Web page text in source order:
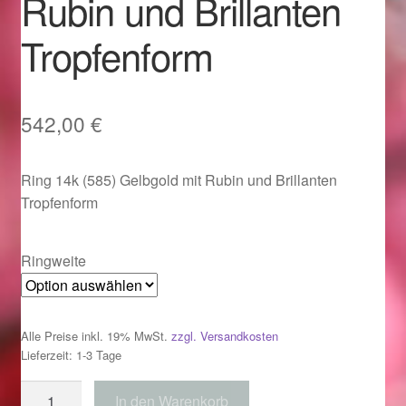
Im Gedenken an
Impressum
Karneval 2015 – Schmuck zu Fasching & Co.
Karneval 2020 – Schmuck zu Fasching & Co.
Kasse
Liefer- und Versandkosten
Magisches und Festliches zu Halloween
Tropfenform
542,00 €
Ring 14k (585) Gelbgold mit Rubin und Brillanten
Tropfenform
Ringweite
Alle Preise inkl. 19% MwSt. zzgl. Versandkosten
Lieferzeit: 1-3 Tage
In den Warenkorb